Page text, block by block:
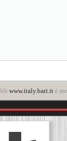
www.italy.bari.itè